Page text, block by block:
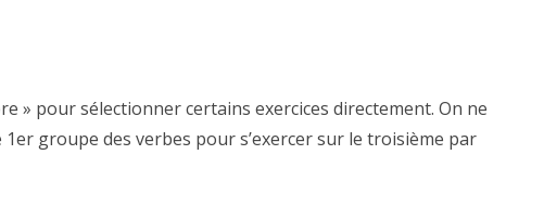
» pour sélectionner certains exercices directement. On ne
groupe des verbes pour s’exercer sur le troisième par